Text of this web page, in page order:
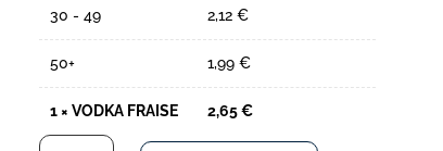
30 - 49 2,12 €
50+ 1,99 €
1 ×VODKA FRAISE 2,65€
quantité